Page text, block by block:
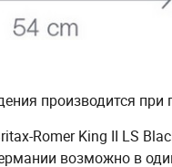
производится
Romer King II LS
возможно в